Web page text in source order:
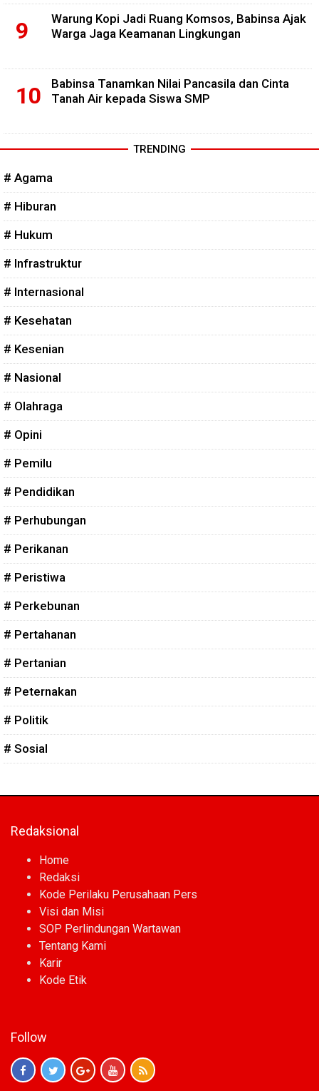
Warung Kopi Jadi Ruang Komsos, Babinsa Ajak
Warga Jaga Keamanan Lingkungan
Babinsa Tanamkan Nilai Pancasila dan Cinta
Tanah Air kepada Siswa SMP
TRENDING
# Agama
# Hiburan
# Hukum
# Infrastruktur
# Internasional
# Kesehatan
# Kesenian
# Nasional
# Olahraga
# Opini
# Pemilu
# Pendidikan
# Perhubungan
# Perikanan
# Peristiwa
# Perkebunan
# Pertahanan
# Pertanian
# Peternakan
# Politik
# Sosial
Redaksional
Home
Redaksi
Kode Perilaku Perusahaan Pers
Visi dan Misi
SOP Perlindungan Wartawan
Tentang Kami
Karir
Kode Etik
Follow